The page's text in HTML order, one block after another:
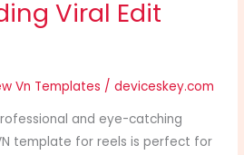
Viral Edit
Vn Templates /deviceskey.com
and eye-catching
template for reels is perfect for